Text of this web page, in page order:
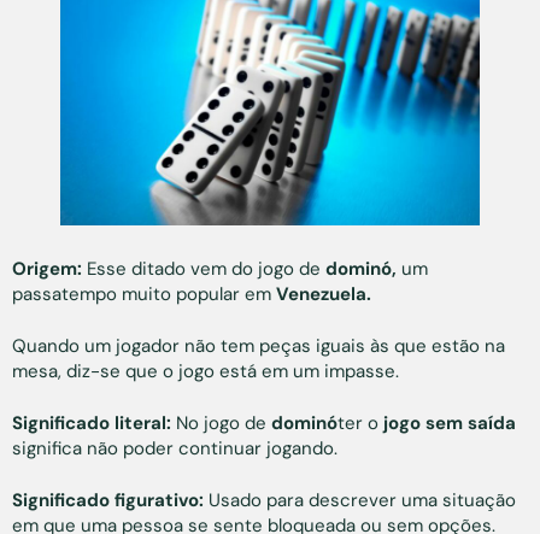
Origem: Esse ditado vem do jogo de dominó, um
passatempo muito popular em Venezuela.
Quando um jogador não tem peças iguais às que estão na
mesa, diz-se que o jogo está em um impasse.
Significado literal: No jogo de dominóter o jogo sem saída
significa não poder continuar jogando.
Significado figurativo: Usado para descrever uma situação
em que uma pessoa se sente bloqueada ou sem opções.